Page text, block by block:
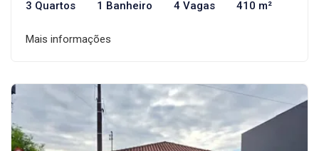
3 Quartos 1 Banheiro 4 Vagas 410 m²
Mais informações